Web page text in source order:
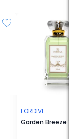
menghadirkan
FORDIVE
Garden Breeze